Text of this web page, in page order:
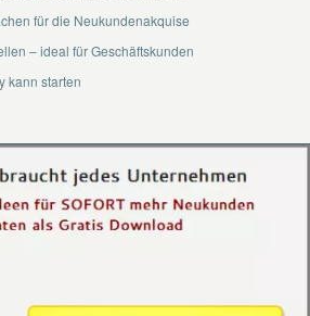
für die Neukundenakquise
– ideal für Geschäftskunden
kann starten